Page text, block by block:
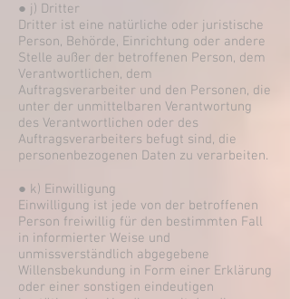
● j) Dritter
Dritter ist eine natürliche oder juristische
Person, Behörde, Einrichtung oder andere
Stelle außer der betroffenen Person, dem
Verantwortlichen, dem
Auftragsverarbeiter und den Personen, die
unter der unmittelbaren Verantwortung
des Verantwortlichen oder des
Auftragsverarbeiters befugt sind, die
personenbezogenen Daten zu verarbeiten.
● k) Einwilligung
Einwilligung ist jede von der betroffenen
Person freiwillig für den bestimmten Fall
in informierter Weise und
unmissverständlich abgegebene
Willensbekundung in Form einer Erklärung
oder einer sonstigen eindeutigen